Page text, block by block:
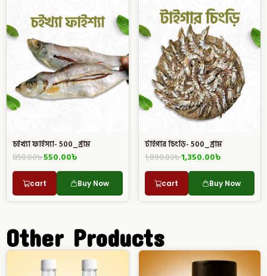
চইখ্যা ফাইস্যা- 500_গ্রাম
850.00৳550.00৳
cart Buy Now
টাইগার চিংড়ি- 500_গ্রাম
1,890.00৳1,350.00৳
cart Buy Now
Other Products